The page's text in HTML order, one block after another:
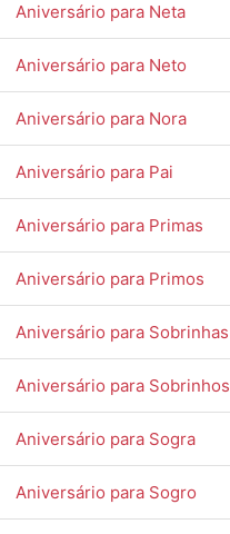
Aniversário para Neta
Aniversário para Neto
Aniversário para Nora
Aniversário para Pai
Aniversário para Primas
Aniversário para Primos
Aniversário para Sobrinhas
Aniversário para Sobrinhos
Aniversário para Sogra
Aniversário para Sogro